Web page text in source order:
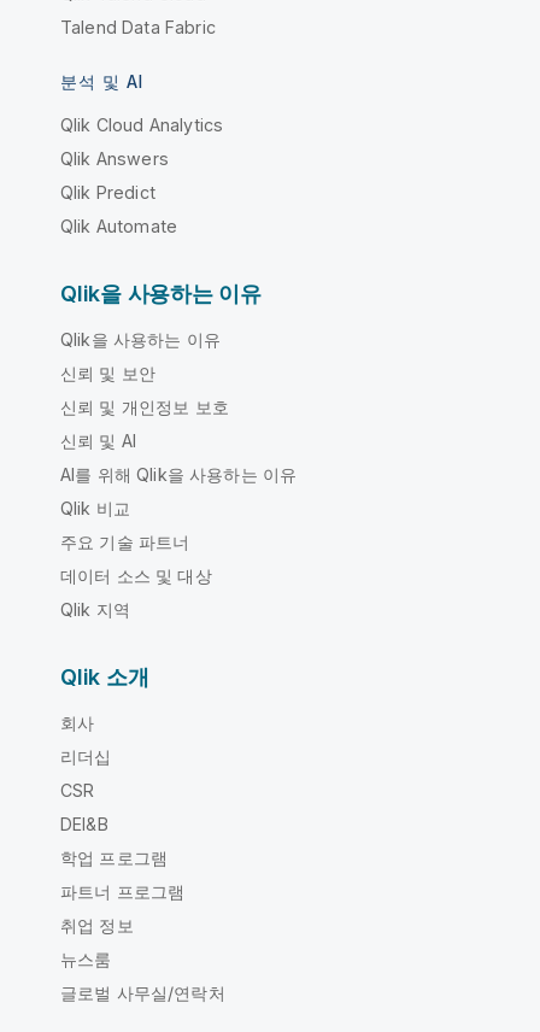
Talend Data Fabric
분석 및 AI
Qlik Cloud Analytics
Qlik Answers
Qlik Predict
Qlik Automate
Qlik을 사용하는 이유
Qlik을 사용하는 이유
신뢰 및 보안
신뢰 및 개인정보 보호
신뢰 및 AI
AI를 위해 Qlik을 사용하는 이유
Qlik 비교
주요 기술 파트너
데이터 소스 및 대상
Qlik 지역
Qlik 소개
회사
리더십
CSR
DEI&B
학업 프로그램
파트너 프로그램
취업 정보
뉴스룸
글로벌 사무실/연락처